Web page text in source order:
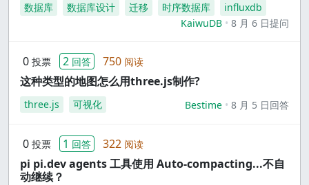
数据库 数据库设计 迁移 时序数据库
influxdb
KaiwuDB
8 月 6 日提问
0 投票 2 回答 750 阅读
这种类型的地图怎么用three.js制作?
three.js 可视化 Bestime 8 月 5 日回答
0 投票 1 回答 322 阅读
pi pi.dev agents 工具使用 Auto-compacting...不自
动继续？